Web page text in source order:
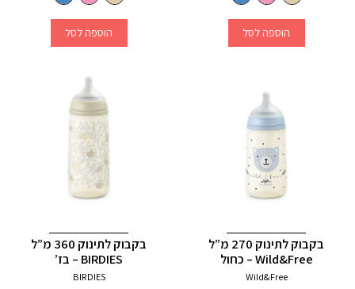
הוספה לסל הוספה לסל
בקבוק לתינוק 270 מ”ל
Wild&Free – כחול
Wild&Free
בקבוק לתינוק 360 מ”ל
BIRDIES – בז’
BIRDIES